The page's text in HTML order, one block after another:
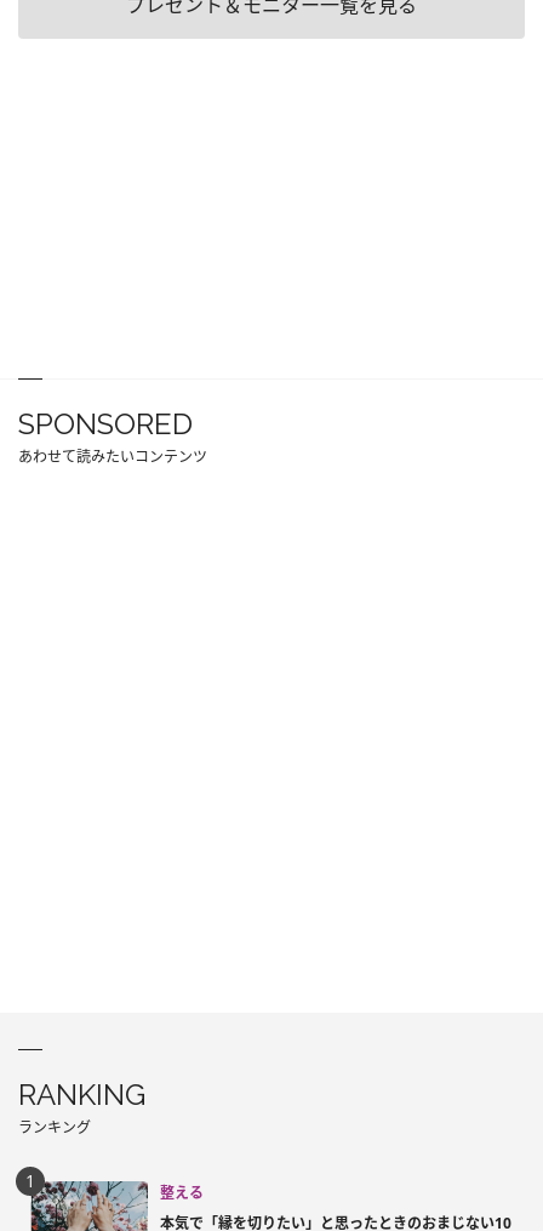
SPONSORED
あわせて読みたいコンテンツ
RANKING
ランキング
整える
本気で「縁を切りたい」と思ったときのおまじない10